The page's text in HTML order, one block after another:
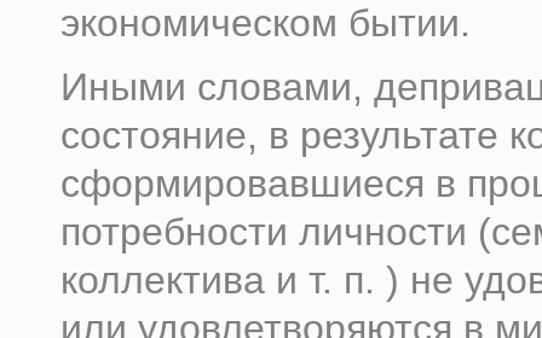
экономическом бытии.
Иными словами,
состояние, в результате
сформировавшиеся в
потребности личности
коллектива и т. п. ) не
или удовлетворяются в